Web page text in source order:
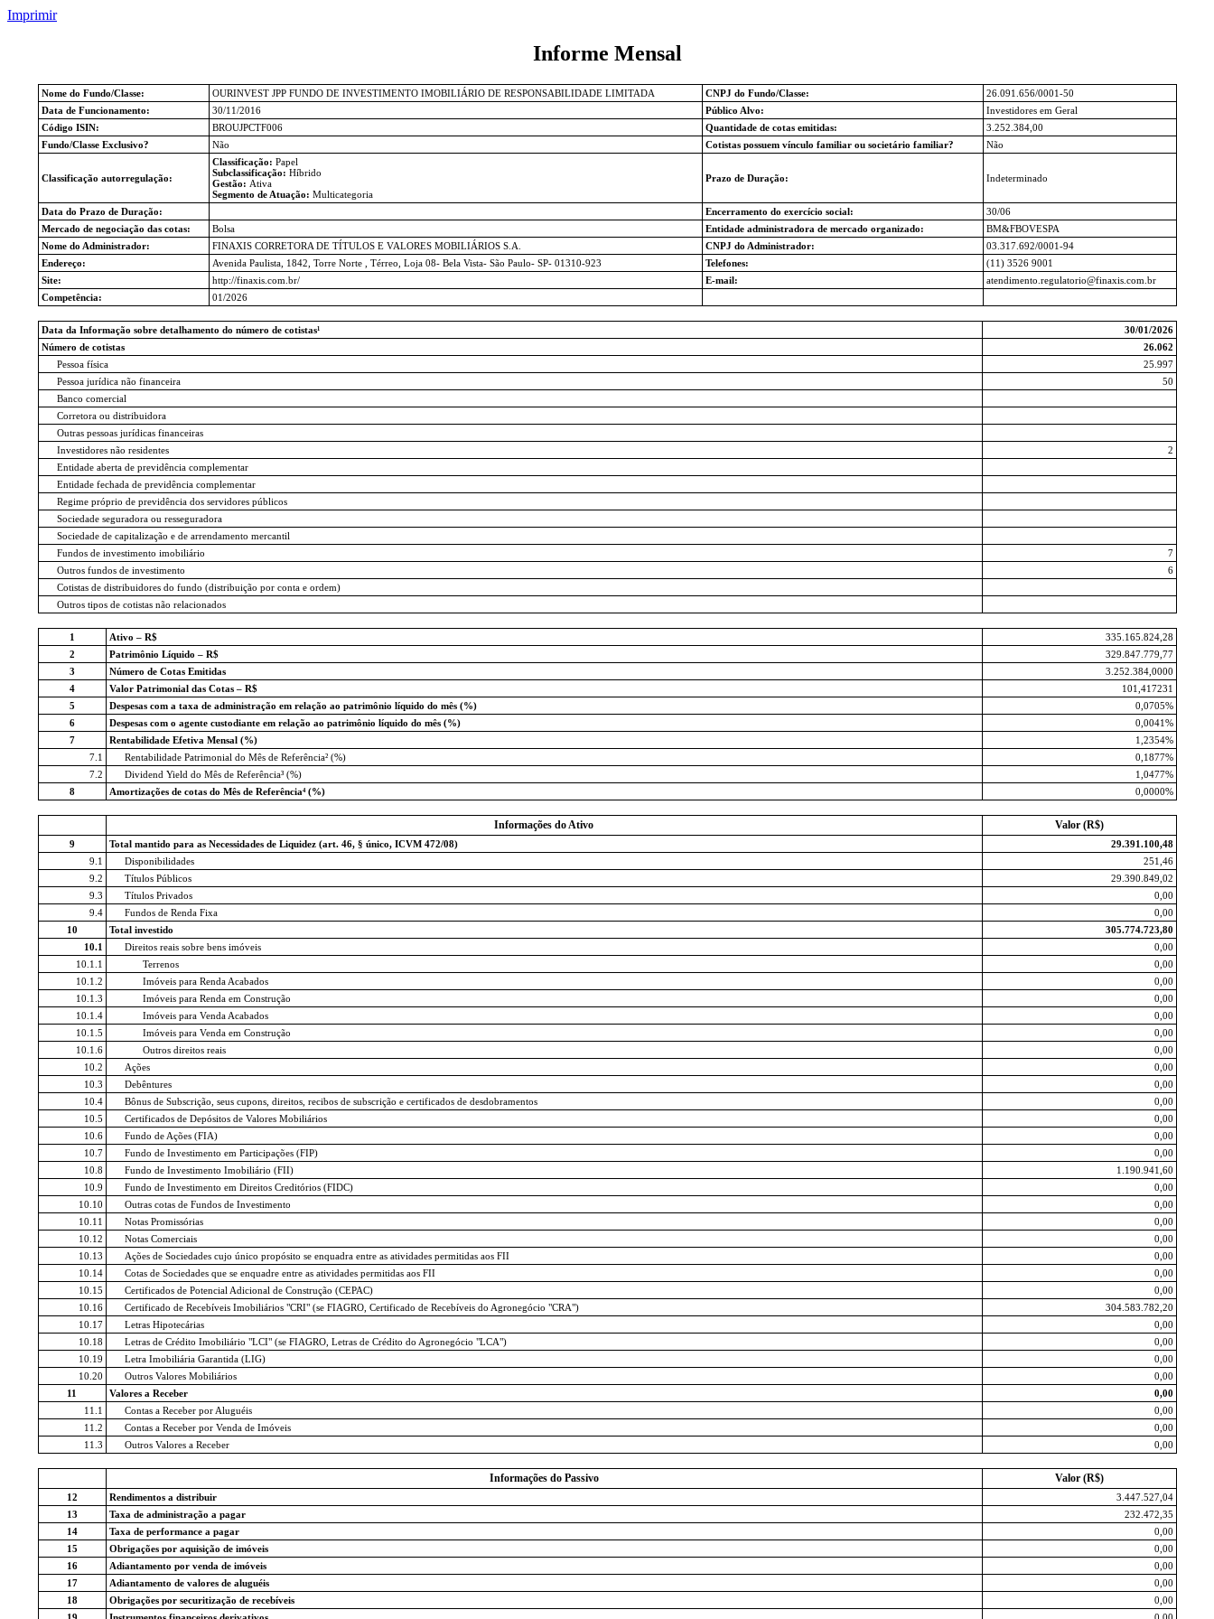
Imprimir
Informe Mensal
Nome do Fundo/Classe: OURINVEST JPP FUNDO DE INVESTIMENTO IMOBILIÁRIO DE RESPONSABILIDADE LIMITADA CNPJ do Fundo/Classe:
26.091.656/0001-50
Data de Funcionamento:
30/11/2016 Público Alvo:
Investidores em Geral
Código ISIN:
BROUJPCTF006 Quantidade de cotas emitidas:
3.252.384,00
Fundo/Classe Exclusivo?
Não Cotistas possuem vínculo familiar ou societário familiar? Não
Classificação autorregulação:
Classificação: Papel
Subclassificação: Híbrido
Gestão: Ativa
Segmento de Atuação: Multicategoria
Prazo de Duração: Indeterminado
Data do Prazo de Duração: Encerramento do exercício social:
30/06
Mercado de negociação das cotas:
Bolsa Entidade administradora de mercado organizado:
BM&FBOVESPA
Nome do Administrador:
FINAXIS CORRETORA DE TÍTULOS E VALORES MOBILIÁRIOS S.A. CNPJ do Administrador:
03.317.692/0001-94
Endereço:
Avenida Paulista, 1842, Torre Norte , Térreo, Loja 08- Bela Vista- São Paulo- SP- 01310-923 Telefones:
(11) 3526 9001
Site:
http://finaxis.com.br/ E-mail:
atendimento.regulatorio@finaxis.com.br
Competência:
01/2026
Data da Informação sobre detalhamento do número de cotistas¹
30/01/2026
Número de cotistas
26.062
Pessoa física
25.997
Pessoa jurídica não financeira
50
Banco comercial
Corretora ou distribuidora
Outras pessoas jurídicas financeiras
Investidores não residentes
2
Entidade aberta de previdência complementar
Entidade fechada de previdência complementar
Regime próprio de previdência dos servidores públicos
Sociedade seguradora ou resseguradora
Sociedade de capitalização e de arrendamento mercantil
Fundos de investimento imobiliário
7
Outros fundos de investimento
6
Cotistas de distribuidores do fundo (distribuição por conta e ordem)
Outros tipos de cotistas não relacionados
1 Ativo – R$
335.165.824,28
2
Patrimônio Líquido – R$
329.847.779,77
3
Número de Cotas Emitidas
3.252.384,0000
4
Valor Patrimonial das Cotas – R$
101,417231
5
Despesas com a taxa de administração em relação ao patrimônio líquido do mês (%)
0,0705%
6
Despesas com o agente custodiante em relação ao patrimônio líquido do mês (%)
0,0041%
7
Rentabilidade Efetiva Mensal (%)
1,2354%
7.1
Rentabilidade Patrimonial do Mês de Referência² (%)
0,1877%
7.2
Dividend Yield do Mês de Referência³ (%)
1,0477%
8
Amortizações de cotas do Mês de Referência⁴ (%) 0,0000%
Informações do Ativo Valor (R$)
9 Total mantido para as Necessidades de Liquidez (art. 46, § único, ICVM 472/08)
29.391.100,48
9.1
Disponibilidades
251,46
9.2
Títulos Públicos
29.390.849,02
9.3
Títulos Privados
0,00
9.4
Fundos de Renda Fixa
0,00
10
Total investido
305.774.723,80
10.1
Direitos reais sobre bens imóveis
0,00
10.1.1
Terrenos
0,00
10.1.2
Imóveis para Renda Acabados
0,00
10.1.3
Imóveis para Renda em Construção
0,00
10.1.4
Imóveis para Venda Acabados
0,00
10.1.5
Imóveis para Venda em Construção
0,00
10.1.6
Outros direitos reais
0,00
10.2
Ações
0,00
10.3
Debêntures
0,00
10.4
Bônus de Subscrição, seus cupons, direitos, recibos de subscrição e certificados de desdobramentos
0,00
10.5
Certificados de Depósitos de Valores Mobiliários
0,00
10.6
Fundo de Ações (FIA)
0,00
10.7
Fundo de Investimento em Participações (FIP)
0,00
10.8
Fundo de Investimento Imobiliário (FII)
1.190.941,60
10.9
Fundo de Investimento em Direitos Creditórios (FIDC)
0,00
10.10
Outras cotas de Fundos de Investimento
0,00
10.11
Notas Promissórias
0,00
10.12
Notas Comerciais
0,00
10.13
Ações de Sociedades cujo único propósito se enquadra entre as atividades permitidas aos FII
0,00
10.14
Cotas de Sociedades que se enquadre entre as atividades permitidas aos FII
0,00
10.15
Certificados de Potencial Adicional de Construção (CEPAC)
0,00
10.16
Certificado de Recebíveis Imobiliários "CRI" (se FIAGRO, Certificado de Recebíveis do Agronegócio "CRA")
304.583.782,20
10.17
Letras Hipotecárias
0,00
10.18
Letras de Crédito Imobiliário "LCI" (se FIAGRO, Letras de Crédito do Agronegócio "LCA")
0,00
10.19
Letra Imobiliária Garantida (LIG)
0,00
10.20
Outros Valores Mobiliários
0,00
11
Valores a Receber
0,00
11.1
Contas a Receber por Aluguéis
0,00
11.2
Contas a Receber por Venda de Imóveis
0,00
11.3
Outros Valores a Receber 0,00
Informações do Passivo Valor (R$)
12 Rendimentos a distribuir
3.447.527,04
13
Taxa de administração a pagar
232.472,35
14
Taxa de performance a pagar
0,00
15
Obrigações por aquisição de imóveis
0,00
16
Adiantamento por venda de imóveis
0,00
17
Adiantamento de valores de aluguéis
0,00
18
Obrigações por securitização de recebíveis
0,00